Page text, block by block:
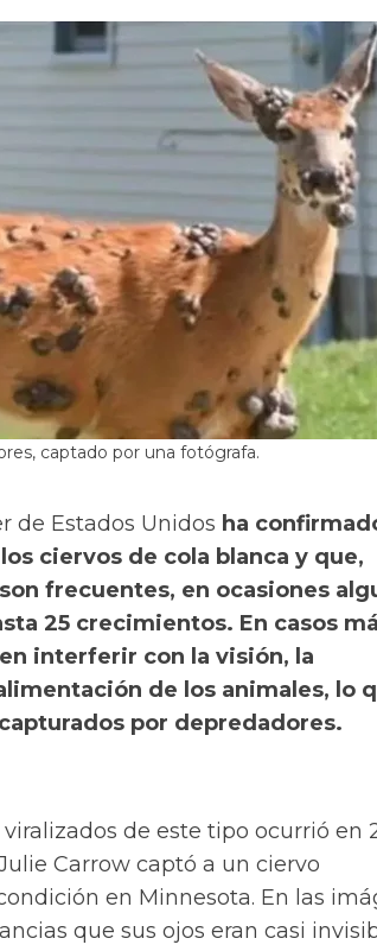
captado por una fotógrafa.
de Estados Unidos ha
ciervos de cola blanca y que,
frecuentes, en ocasiones
25 crecimientos. En casos
interferir con la visión, la
de los animales, lo
por depredadores.
de este tipo ocurrió en
Carrow captó a un ciervo
en Minnesota. En las
que sus ojos eran casi